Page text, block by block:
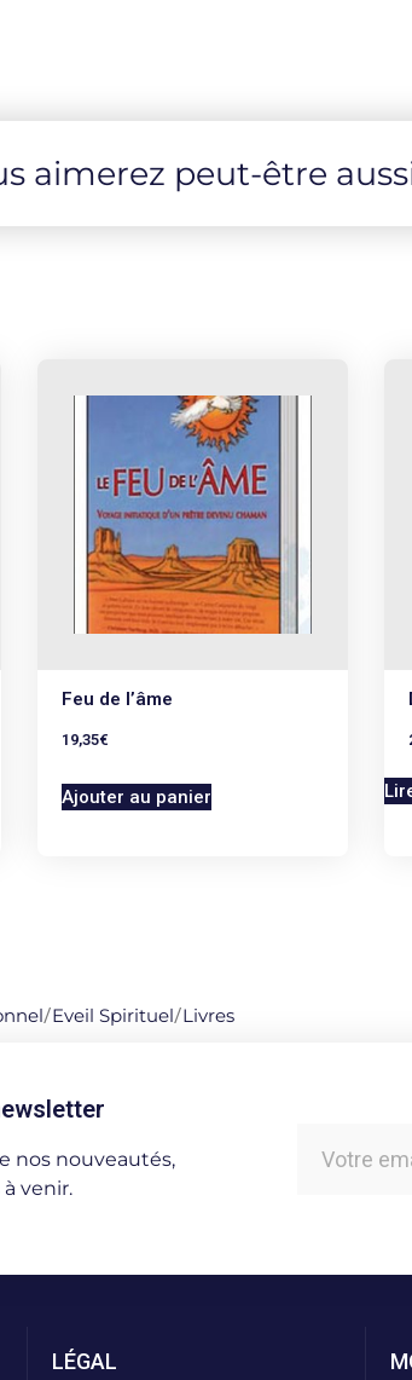
aimerez peut-être
Feu de l’âme
19,35€
Ajouter au panier
/Eveil Spirituel/Livres
nos nouveautés,
venir.
LÉGAL